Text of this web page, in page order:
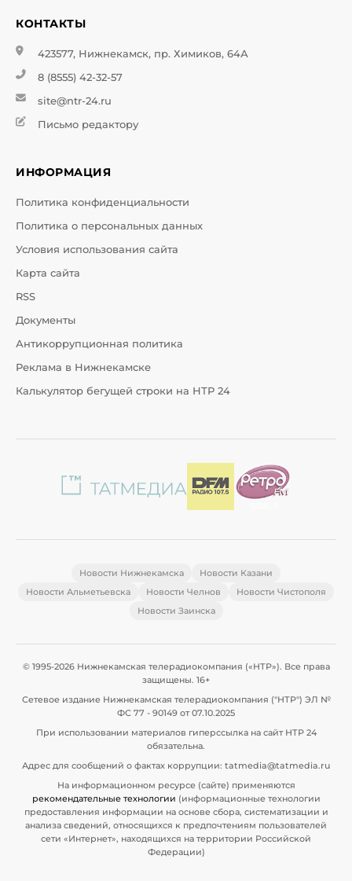
КОНТАКТЫ
423577, Нижнекамск, пр. Химиков, 64А
8 (8555) 42-32-57
site@ntr-24.ru
Письмо редактору
ИНФОРМАЦИЯ
Политика конфиденциальности
Политика о персональных данных
Условия использования сайта
Карта сайта
RSS
Документы
Антикоррупционная политика
Реклама в Нижнекамске
Калькулятор бегущей строки на НТР 24
Новости Нижнекамска
Новости Казани
Новости Альметьевска
Новости Челнов
Новости Чистополя
Новости Заинска
© 1995-2026 Нижнекамская телерадиокомпания («НТР»). Все права
защищены. 16+
Сетевое издание Нижнекамская телерадиокомпания ("НТР") ЭЛ №
ФС 77 - 90149 от 07.10.2025
При использовании материалов гиперссылка на сайт НТР 24
обязательна.
Адрес для сообщений о фактах коррупции: tatmedia@tatmedia.ru
На информационном ресурсе (сайте) применяются
рекомендательные технологии (информационные технологии
предоставления информации на основе сбора, систематизации и
анализа сведений, относящихся к предпочтениям пользователей
сети «Интернет», находящихся на территории Российской
Федерации)